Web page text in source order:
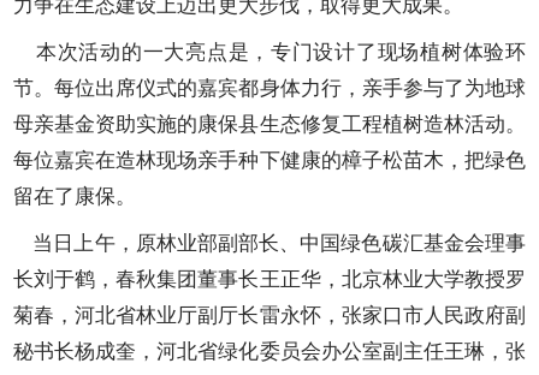
力争在生态建设上迈出更大步伐，取得更大成果。
本次活动的一大亮点是，专门设计了现场植树体验环
节。每位出席仪式的嘉宾都身体力行，亲手参与了为地球
母亲基金资助实施的康保县生态修复工程植树造林活动。
每位嘉宾在造林现场亲手种下健康的樟子松苗木，把绿色
留在了康保。
当日上午，原林业部副部长、中国绿色碳汇基金会理事
长刘于鹤，春秋集团董事长王正华，北京林业大学教授罗
菊春，河北省林业厅副厅长雷永怀，张家口市人民政府副
秘书长杨成奎，河北省绿化委员会办公室副主任王琳，张